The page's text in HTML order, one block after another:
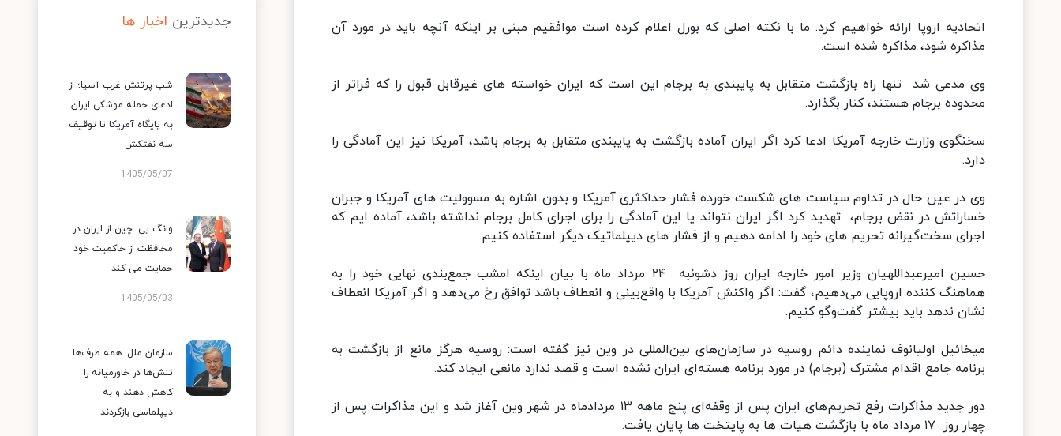
اتحادیه اروپا ارائه خواهیم کرد. ما با نکته اصلی که بورل اعلام کرده است موافقیم مبنی بر اینکه آنچه باید در مورد آن
مذاکره شود، مذاکره شده است.
وی مدعی شد تنها راه بازگشت متقابل به پایبندی به برجام این است که ایران خواسته های غیرقابل قبول را که فراتر از
محدوده برجام هستند، کنار بگذارد.
سخنگوی وزارت خارجه آمریکا ادعا کرد اگر ایران آماده بازگشت به پایبندی متقابل به برجام باشد، آمریکا نیز این آمادگی را
دارد.
وی در عین حال در تداوم سیاست های شکست خورده فشار حداکثری آمریکا و بدون اشاره به مسوولیت های آمریکا و جبران
خساراتش در نقض برجام، تهدید کرد اگر ایران نتواند یا این آمادگی را برای اجرای کامل برجام نداشته باشد، آماده ایم که
اجرای سخت‌گیرانه تحریم های خود را ادامه دهیم و از فشار های دیپلماتیک دیگر استفاده کنیم.
حسین امیرعبداللهیان وزیر امور خارجه ایران روز دشونبه ۲۴ مرداد ماه با بیان اینکه امشب جمع‌بندی نهایی خود را به
هماهنگ کننده اروپایی می‌دهیم، گفت: اگر واکنش آمریکا با واقع‌بینی و انعطاف باشد توافق رخ می‌دهد و اگر آمریکا انعطاف
نشان ندهد باید بیشتر گفت‌وگو کنیم.
میخائیل اولیانوف نماینده دائم روسیه در سازمان‌های بین‌المللی در وین نیز گفته است: روسیه هرگز مانع از بازگشت به
برنامه جامع اقدام مشترک (برجام) در مورد برنامه هسته‌ای ایران نشده است و قصد ندارد مانعی ایجاد کند.
دور جدید مذاکرات رفع تحریم‌های ایران پس از وقفه‌ای پنج‌ ماهه ۱۳ مردادماه در شهر وین آغاز شد و این مذاکرات پس از
چهار روز ۱۷ مرداد ماه با بازگشت هیات ها به پایتخت ها پایان یافت.
جدیدترین اخبار ها
شب پرتنش غرب آسیا؛ از
ادعای حمله موشکی ایران
به پایگاه آمریکا تا توقیف
سه نفتکش
1405/05/07
وانگ یی: چین از ایران در
محافظت از حاکمیت خود
حمایت می کند
1405/05/03
سازمان ملل: همه طرف‌ها
تنش‌ها در خاورمیانه را
کاهش دهند و به
دیپلماسی بازگردند